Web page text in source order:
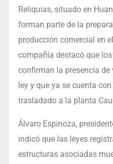
Reliquias, situado en
forman parte de la
producción comercial en
compañía destacó que
confirman la presencia
ley y que ya se cuenta
trasladado a la planta
Álvaro Espinoza,
indicó que las leyes
estructuras asociadas